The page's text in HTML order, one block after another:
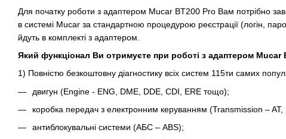
Для початку роботи з адаптером Mucar BT200 Pro Вам потрібно
в системі Mucar за стандартною процедурою реєстрації (логін,
йдуть в комплекті з адаптером.
Який функціонал Ви отримуєте при роботі з адаптером Mucar
1) Повністю безкоштовну діагностику всіх систем 115ти самих
двигун (Engine - ENG, DME, DDE, CDI, ERE тощо);
коробка передач з електронним керуванням (Transmission – AT,
антиблокувальні системи (АБС – ABS);